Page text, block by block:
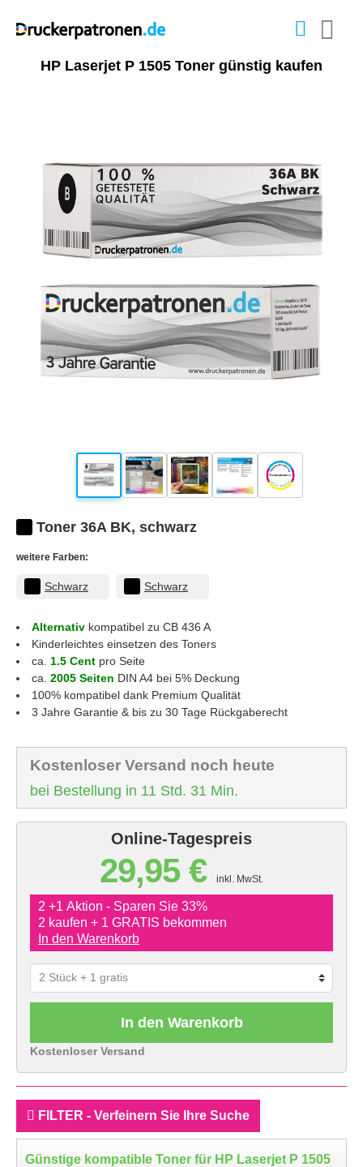
HP Laserjet P 1505 Toner günstig kaufen
Toner 36A BK, schwarz
weitere Farben:
Schwarz Schwarz
Alternativ kompatibel zu CB 436 A
Kinderleichtes einsetzen des Toners
ca. 1.5 Cent pro Seite
ca. 2005 Seiten DIN A4 bei 5% Deckung
100% kompatibel dank Premium Qualität
3 Jahre Garantie & bis zu 30 Tage Rückgaberecht
Kostenloser Versand noch heute
bei Bestellung in 11 Std. 31 Min.
Online-Tagespreis
29,95 € inkl. MwSt.
2 +1 Aktion - Sparen Sie 33%
2 kaufen + 1 GRATIS bekommen
In den Warenkorb
In den Warenkorb
Kostenloser Versand
FILTER - Verfeinern Sie Ihre Suche
Günstige kompatible Toner für HP Laserjet P 1505